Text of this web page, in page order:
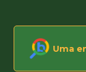
Uma